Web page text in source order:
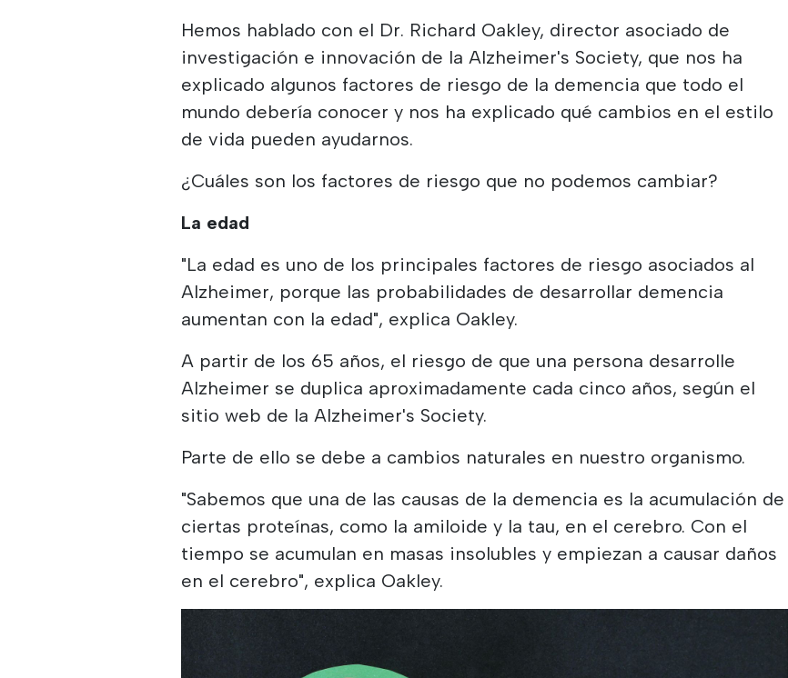
Hemos hablado con el Dr. Richard Oakley, director asociado de
investigación e innovación de la Alzheimer's Society, que nos ha
explicado algunos factores de riesgo de la demencia que todo el
mundo debería conocer y nos ha explicado qué cambios en el estilo
de vida pueden ayudarnos.
¿Cuáles son los factores de riesgo que no podemos cambiar?
La edad
"La edad es uno de los principales factores de riesgo asociados al
Alzheimer, porque las probabilidades de desarrollar demencia
aumentan con la edad", explica Oakley.
A partir de los 65 años, el riesgo de que una persona desarrolle
Alzheimer se duplica aproximadamente cada cinco años, según el
sitio web de la Alzheimer's Society.
Parte de ello se debe a cambios naturales en nuestro organismo.
"Sabemos que una de las causas de la demencia es la acumulación de
ciertas proteínas, como la amiloide y la tau, en el cerebro. Con el
tiempo se acumulan en masas insolubles y empiezan a causar daños
en el cerebro", explica Oakley.